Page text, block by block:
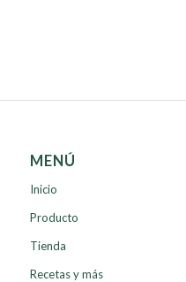
MENÚ
Inicio
Producto
Tienda
Recetas y más